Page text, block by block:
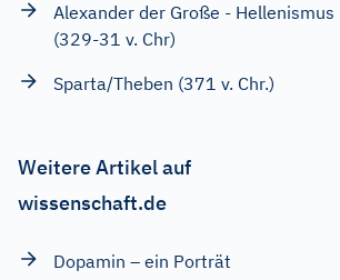
Alexander der Große - Hellenismus
(329-31 v. Chr)
Sparta/Theben (371 v. Chr.)
Weitere Artikel auf
wissenschaft.de
Dopamin – ein Porträt